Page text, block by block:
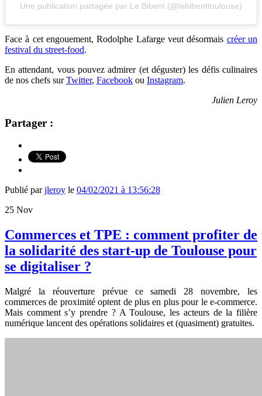
Une publication partagée par Le Bibent (@lebibenttoulouse)
Face à cet engouement, Rodolphe Lafarge veut désormais créer un
festival du street-food.
En attendant, vous pouvez admirer (et déguster) les défis culinaires
de nos chefs surTwitter, Facebook ou Instagram.
Julien Leroy
Partager :
Publié parjleroy le 04/02/2021 à 13:56:28
25 Nov
Commerces et TPE : comment profiter de
la solidarité des start-up de Toulouse pour
se digitaliser ?
Malgré la réouverture prévue ce samedi 28 novembre, les
commerces de proximité optent de plus en plus pour le e-commerce.
Mais comment s’y prendre ? A Toulouse, les acteurs de la filière
numérique lancent des opérations solidaires et (quasiment) gratuites.